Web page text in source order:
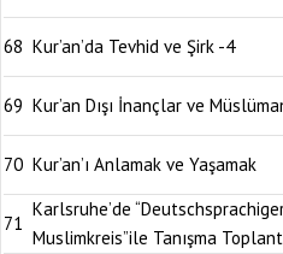
68 Kur’an’da Tevhid ve Şirk -4
69 Kur’an Dışı İnançlar ve
70 Kur’an’ı Anlamak ve Yaşamak
71
Karlsruhe’de
Muslimkreis”ile Tanışma